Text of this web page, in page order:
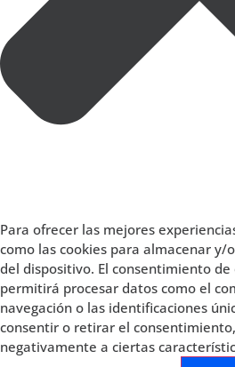
Para ofrecer las mejores
como las cookies para almacenar y/
del dispositivo. El consentimiento
permitirá procesar datos como el
navegación o las identificaciones
consentir o retirar el
negativamente a ciertas